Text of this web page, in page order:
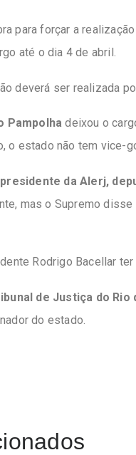
para forçar a
até o dia 4 de abril.
deverá ser realizada
Pampolha deixou o
o estado não tem vice-
presidente da Alerj,
mas o Supremo
Rodrigo Bacellar ter
de Justiça do Rio
do estado.